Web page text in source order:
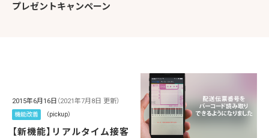
プレゼントキャンペーン
2015年6月16日 （2021年7月8日 更新）
機能改善 （pickup）
【新機能】リアルタイム接客